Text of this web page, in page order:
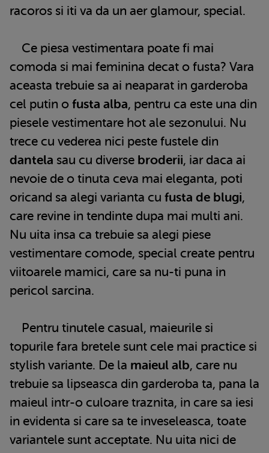
racoros si iti va da un aer glamour, special.
Ce piesa vestimentara poate fi mai
comoda si mai feminina decat o fusta? Vara
aceasta trebuie sa ai neaparat in garderoba
cel putin o fusta alba, pentru ca este una din
piesele vestimentare hot ale sezonului. Nu
trece cu vederea nici peste fustele din
dantela sau cu diverse broderii, iar daca ai
nevoie de o tinuta ceva mai eleganta, poti
oricand sa alegi varianta cu fusta de blugi,
care revine in tendinte dupa mai multi ani.
Nu uita insa ca trebuie sa alegi piese
vestimentare comode, special create pentru
viitoarele mamici, care sa nu-ti puna in
pericol sarcina.
Pentru tinutele casual, maieurile si
topurile fara bretele sunt cele mai practice si
stylish variante. De la maieul alb, care nu
trebuie sa lipseasca din garderoba ta, pana la
maieul intr-o culoare traznita, in care sa iesi
in evidenta si care sa te inveseleasca, toate
variantele sunt acceptate. Nu uita nici de